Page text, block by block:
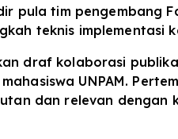
pula tim pengembang
teknis implementasi
draf kolaborasi
UNPAM.
dan relevan dengan